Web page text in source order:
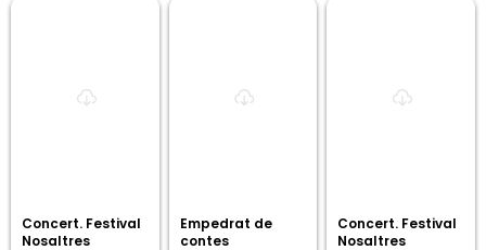
Concert. Festival
Nosaltres
Empedrat de
contes
Concert. Festival
Nosaltres